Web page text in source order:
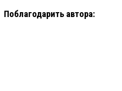
Поблагодарить автора: